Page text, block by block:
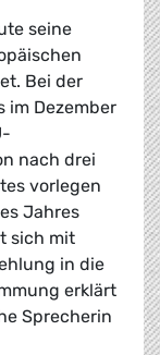
seine
Bei der
im Dezember
nach drei
vorlegen
Jahres
sich mit
in die
erklärt
Sprecherin